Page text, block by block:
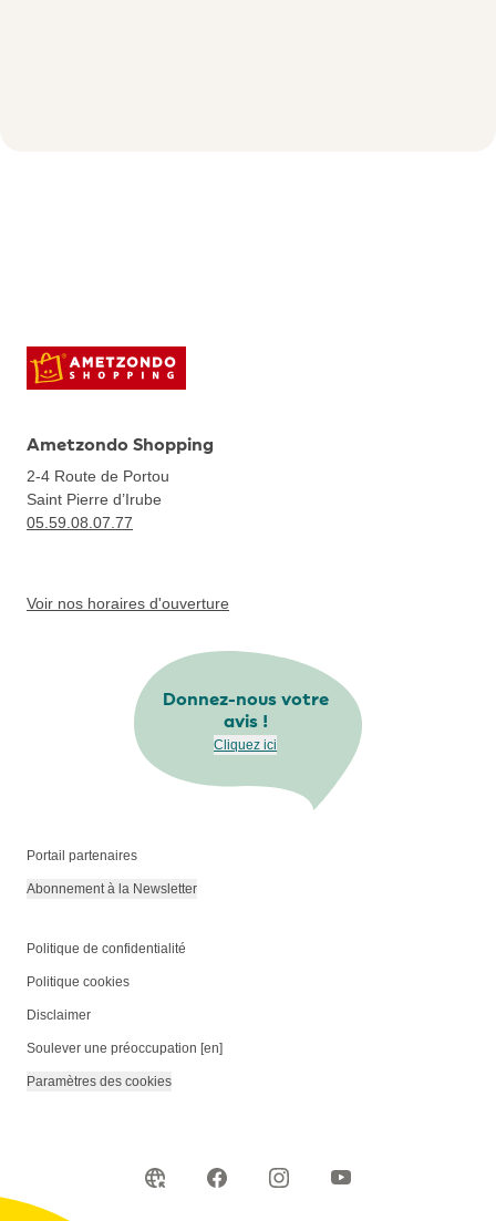
Ametzondo Shopping
2-4 Route de Portou
Saint Pierre d’Irube
05.59.08.07.77
Voir nos horaires d'ouverture
Donnez-nous votre
avis !
Cliquez ici
Portail partenaires
Abonnement à la Newsletter
Politique de confidentialité
Politique cookies
Disclaimer
Soulever une préoccupation [en]
Paramètres des cookies